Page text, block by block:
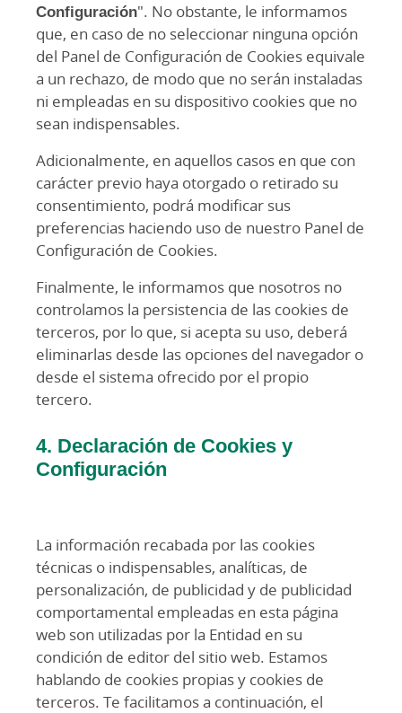
Configuración". No obstante, le informamos
que, en caso de no seleccionar ninguna opción
del Panel de Configuración de Cookies equivale
a un rechazo, de modo que no serán instaladas
ni empleadas en su dispositivo cookies que no
sean indispensables.
Adicionalmente, en aquellos casos en que con
carácter previo haya otorgado o retirado su
consentimiento, podrá modificar sus
preferencias haciendo uso de nuestro Panel de
Configuración de Cookies.
Finalmente, le informamos que nosotros no
controlamos la persistencia de las cookies de
terceros, por lo que, si acepta su uso, deberá
eliminarlas desde las opciones del navegador o
desde el sistema ofrecido por el propio
tercero.
4. Declaración de Cookies y
Configuración
La información recabada por las cookies
técnicas o indispensables, analíticas, de
personalización, de publicidad y de publicidad
comportamental empleadas en esta página
web son utilizadas por la Entidad en su
condición de editor del sitio web. Estamos
hablando de cookies propias y cookies de
terceros. Te facilitamos a continuación, el